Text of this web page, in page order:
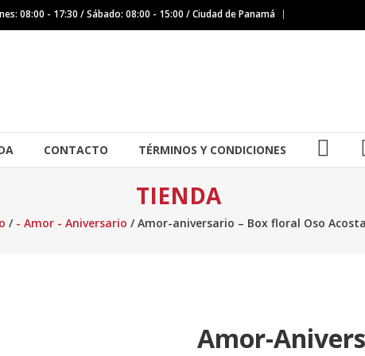
08:00 - 17:30 / Sábado: 08:00 - 15:00 / Ciudad de Panamá
CONTACTO TÉRMINOS Y CONDICIONES
TIENDA
/ - Amor - Aniversario / Amor-aniversario – Box floral Oso
Amor-